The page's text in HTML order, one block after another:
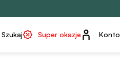
Szukaj Super okazje Konto
Konto